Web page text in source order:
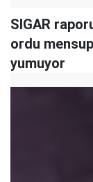
SIGAR
ordu
yumuyor